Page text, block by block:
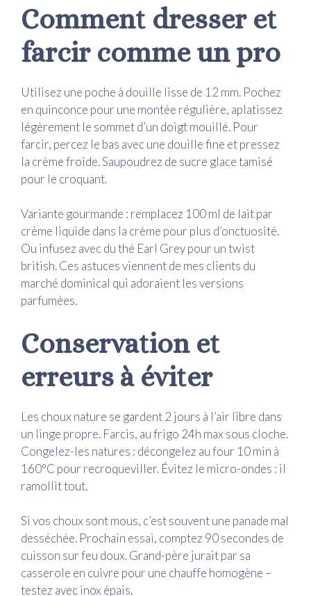
Comment dresser et
farcir comme un pro
Utilisez une poche à douille lisse de 12 mm. Pochez
en quinconce pour une montée régulière, aplatissez
légèrement le sommet d’un doigt mouillé. Pour
farcir, percez le bas avec une douille fine et pressez
la crème froide. Saupoudrez de sucre glace tamisé
pour le croquant.
Variante gourmande : remplacez 100 ml de lait par
crème liquide dans la crème pour plus d’onctuosité.
Ou infusez avec du thé Earl Grey pour un twist
british. Ces astuces viennent de mes clients du
marché dominical qui adoraient les versions
parfumées.
Conservation et
erreurs à éviter
Les choux nature se gardent 2 jours à l’air libre dans
un linge propre. Farcis, au frigo 24h max sous cloche.
Congelez-les natures : décongelez au four 10 min à
160°C pour recroqueviller. Évitez le micro-ondes : il
ramollit tout.
Si vos choux sont mous, c’est souvent une panade mal
desséchée. Prochain essai, comptez 90 secondes de
cuisson sur feu doux. Grand-père jurait par sa
casserole en cuivre pour une chauffe homogène –
testez avec inox épais.